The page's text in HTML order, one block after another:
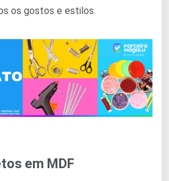
os gostos e estilos.
em MDF